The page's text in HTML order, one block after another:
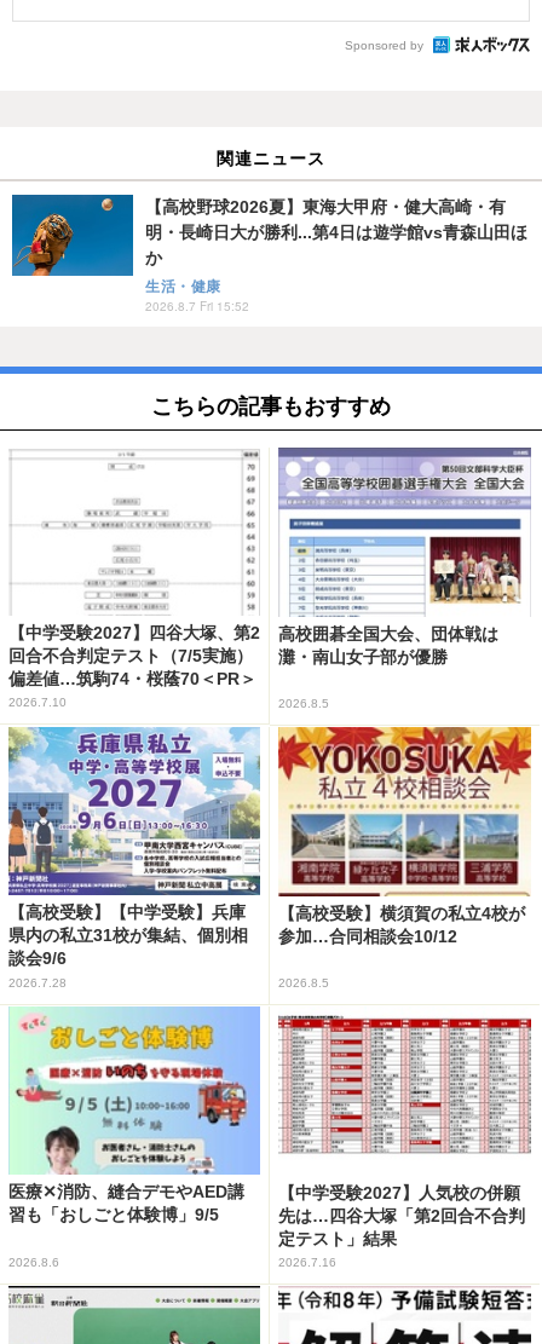
Sponsored by
関連ニュース
【高校野球2026夏】東海大甲府・健大高崎・有
明・長崎日大が勝利...第4日は遊学館vs青森山田ほ
か
生活・健康
2026.8.7 Fri 15:52
こちらの記事もおすすめ
【中学受験2027】四谷大塚、第2
回合不合判定テスト（7/5実施）
偏差値…筑駒74・桜蔭70＜PR＞
2026.7.10
高校囲碁全国大会、団体戦は
灘・南山女子部が優勝
2026.8.5
【高校受験】【中学受験】兵庫
県内の私立31校が集結、個別相
談会9/6
2026.7.28
【高校受験】横須賀の私立4校が
参加…合同相談会10/12
2026.8.5
医療✕消防、縫合デモやAED講
習も「おしごと体験博」9/5
2026.8.6
【中学受験2027】人気校の併願
先は…四谷大塚「第2回合不合判
定テスト」結果
2026.7.16